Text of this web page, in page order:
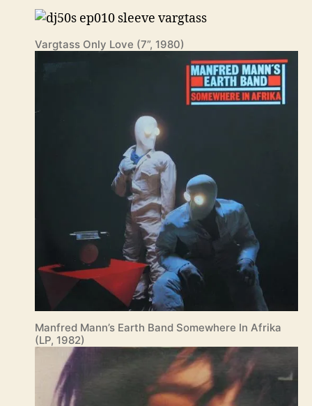
Vargtass Only Love (7”, 1980)
Manfred Mann’s Earth Band Somewhere In Afrika
(LP, 1982)